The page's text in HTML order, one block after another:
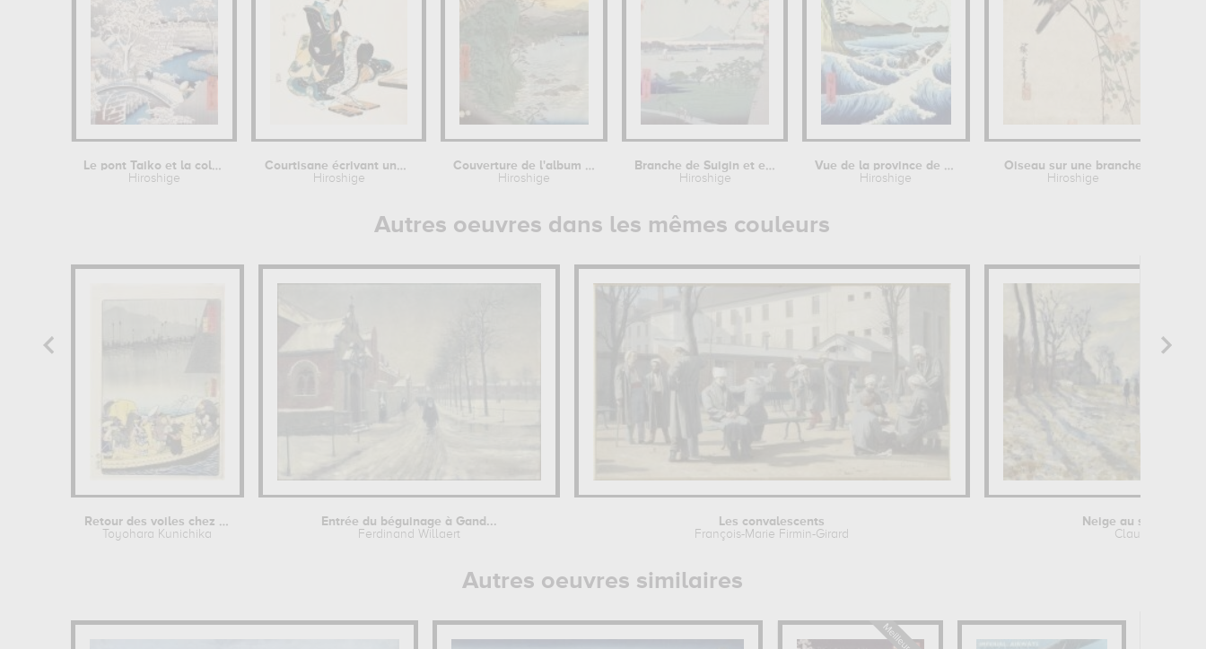
Le pont Taiko et la colline Yûshi à...
Hiroshige
Courtisane écrivant une lettre
Hiroshige
Couverture de l'album de la série...
Hiroshige
Branche de Suigin et et de Masaki,...
Hiroshige
Vue de la province de Satta Suruga
Hiroshige
Oiseau sur une branche
Hiroshige
Autres oeuvres dans les mêmes couleurs
Retour des voiles chez Yabase à Zeze
Toyohara Kunichika
Entrée du béguinage à Gand...
Ferdinand Willaert
Les convalescents
François-Marie Firmin-Girard
Neige au soleil
Claude Monet
Autres oeuvres similaires